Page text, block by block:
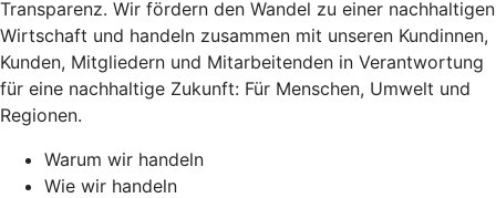
Transparenz. Wir fördern den Wandel zu einer nachhaltigen
Wirtschaft und handeln zusammen mit unseren Kundinnen,
Kunden, Mitgliedern und Mitarbeitenden in Verantwortung
für eine nachhaltige Zukunft: Für Menschen, Umwelt und
Regionen.
Warum wir handeln
Wie wir handeln